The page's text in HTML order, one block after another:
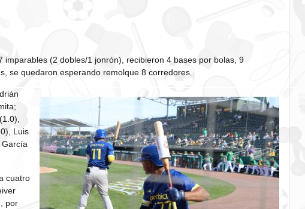
imparables (2 dobles/1 jonrón), recibieron 4 bases por bolas, 9
se quedaron esperando remolque 8 corredores.
Luis
cuatro
por